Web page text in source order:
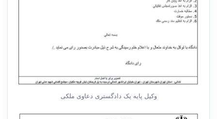
وکیل پایه یک دادگستری دعاوی ملکی